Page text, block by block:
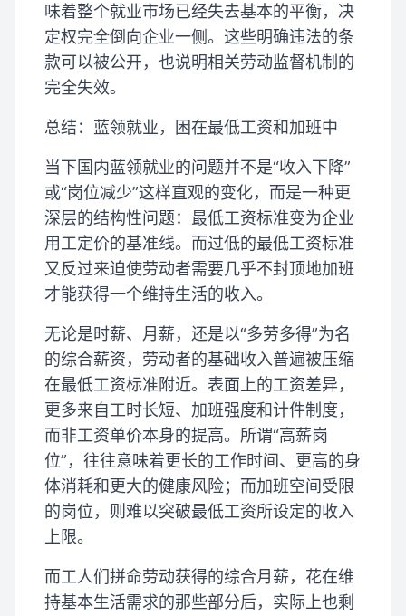
味着整个就业市场已经失去基本的平衡，决
定权完全倒向企业一侧。这些明确违法的条
款可以被公开，也说明相关劳动监督机制的
完全失效。
总结：蓝领就业，困在最低工资和加班中
当下国内蓝领就业的问题并不是“收入下降”
或“岗位减少”这样直观的变化，而是一种更
深层的结构性问题：最低工资标准变为企业
用工定价的基准线。而过低的最低工资标准
又反过来迫使劳动者需要几乎不封顶地加班
才能获得一个维持生活的收入。
无论是时薪、月薪，还是以“多劳多得”为名
的综合薪资，劳动者的基础收入普遍被压缩
在最低工资标准附近。表面上的工资差异，
更多来自工时长短、加班强度和计件制度，
而非工资单价本身的提高。所谓“高薪岗
位”，往往意味着更长的工作时间、更高的身
体消耗和更大的健康风险；而加班空间受限
的岗位，则难以突破最低工资所设定的收入
上限。
而工人们拼命劳动获得的综合月薪，花在维
持基本生活需求的那些部分后，实际上也剩